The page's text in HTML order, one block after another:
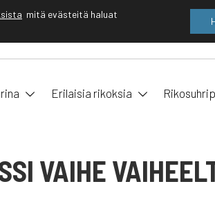
FI
Erilaisia rikoksia
VAIHE
mitä evästeitä haluat